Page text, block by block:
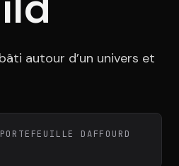
autour d’un univers et
DAFFOURD